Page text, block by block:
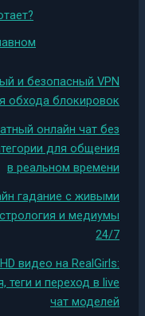
и безопасный VPN
обхода блокировок
онлайн чат без
для общения
в реальном времени
гадание с живыми
и медиумы
24/7
видео на RealGirls:
и переход в live
чат моделей